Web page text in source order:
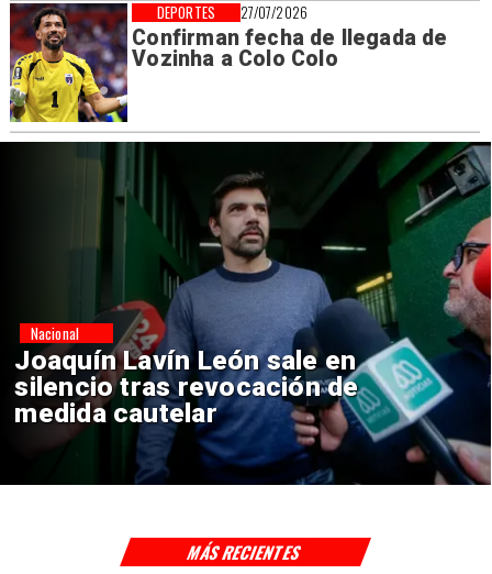
27/07/2026
Confirman fecha de llegada de
Vozinha a Colo Colo
DEPORTES
Chile y Venezuela formalizan
reinicio de relaciones
consulares
Nacional
MÁS RECIENTES